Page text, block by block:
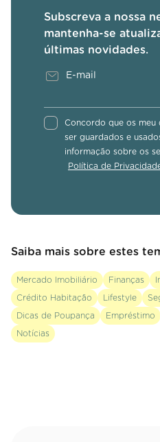
Subscreva a nossa
mantenha-se
últimas novidades.
Concordo que os meu
ser guardados e
informação sobre os
Política de
Saiba mais sobre estes
Mercado Imobiliário Finanças
Crédito Habitação Lifestyle
Dicas de Poupança Empréstimo
Notícias